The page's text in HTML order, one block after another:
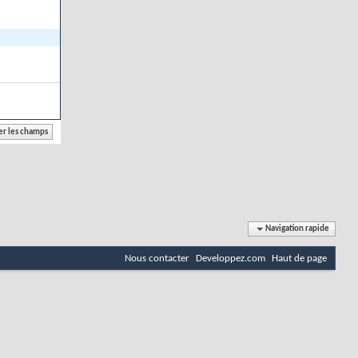
Navigation rapide
Nous contacter Developpez.com Haut de page